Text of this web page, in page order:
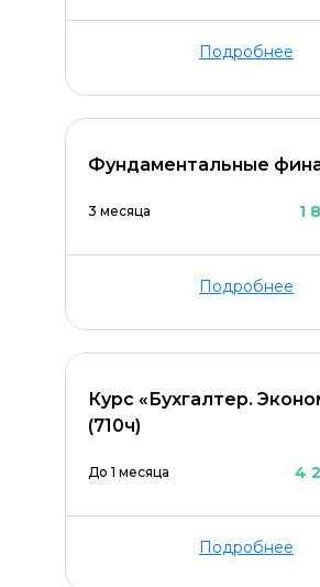
Подробнее
Фундаментальные
3 месяца 1
Подробнее
Курс «Бухгалтер.
(710ч)
До 1 месяца 4
Подробнее